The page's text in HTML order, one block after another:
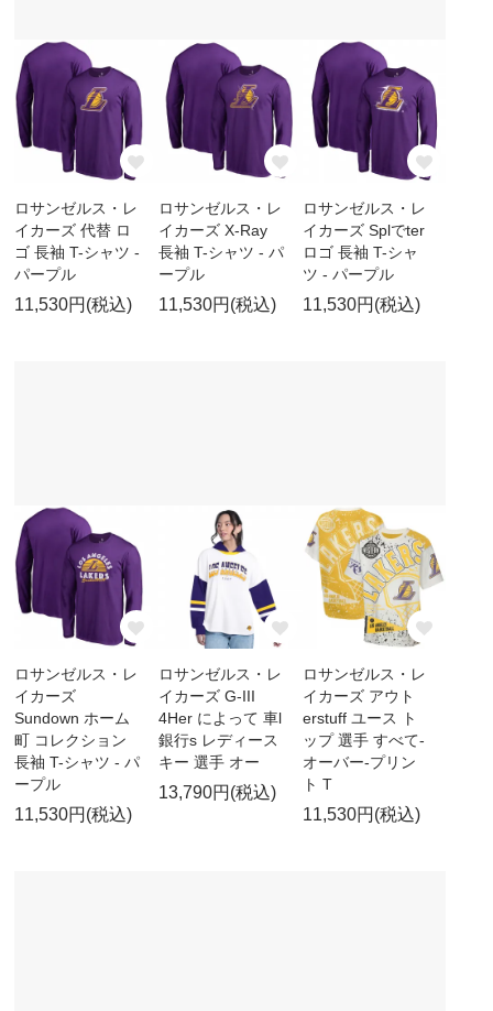
ロサンゼルス・レ
イカーズ 代替 ロ
ゴ 長袖 T-シャツ -
パープル
11,530円(税込)
ロサンゼルス・レ
イカーズ X-Ray
長袖 T-シャツ - パ
ープル
11,530円(税込)
ロサンゼルス・レ
イカーズ Splでter
ロゴ 長袖 T-シャ
ツ - パープル
11,530円(税込)
ロサンゼルス・レ
イカーズ
Sundown ホーム
町 コレクション
長袖 T-シャツ - パ
ープル
11,530円(税込)
ロサンゼルス・レ
イカーズ G-III
4Her によって 車l
銀行s レディース
キー 選手 オー
13,790円(税込)
ロサンゼルス・レ
イカーズ アウト
erstuff ユース ト
ップ 選手 すべて-
オーバー-プリン
ト T
11,530円(税込)